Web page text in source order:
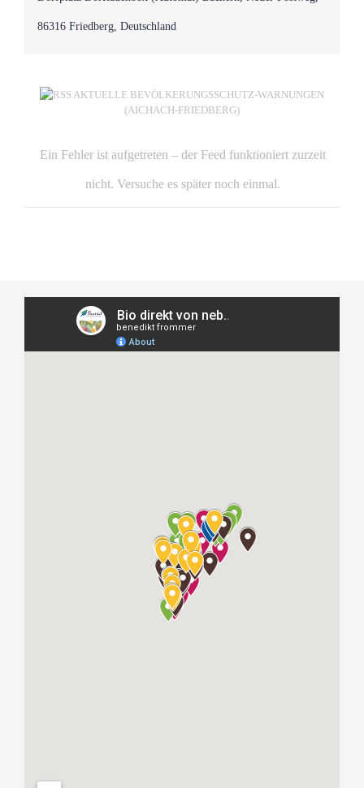
86316 Friedberg, Deutschland
AKTUELLE BEVÖLKERUNGSSCHUTZ-WARNUNGEN
(AICHACH-FRIEDBERG)
Ein Fehler ist aufgetreten – der Feed funktioniert zurzeit
nicht. Versuche es später noch einmal.